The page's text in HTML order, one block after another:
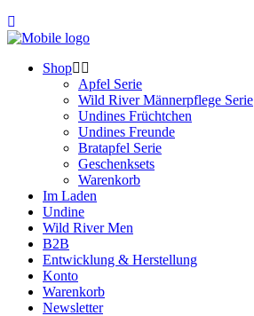
Shop
Apfel Serie
Wild River Männerpflege Serie
Undines Früchtchen
Undines Freunde
Bratapfel Serie
Geschenksets
Warenkorb
Im Laden
Undine
Wild River Men
B2B
Entwicklung & Herstellung
Konto
Warenkorb
Newsletter